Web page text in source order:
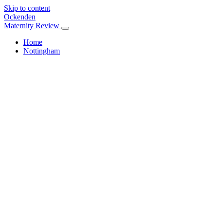
Skip to content
Ockenden
Maternity Review
Home
Nottingham